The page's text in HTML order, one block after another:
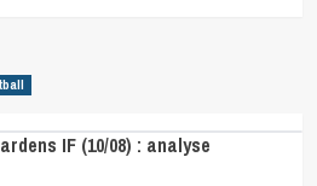
IF (10/08) : analyse